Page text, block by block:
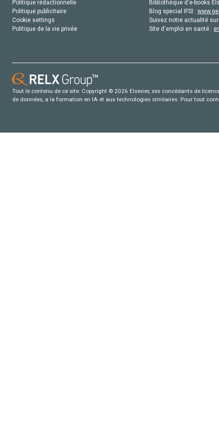
Politique rédactionnelle
Politique publicitaire
Cookie settings
Politique de la vie privée
Bibliothèque d'e-books
Blog special IFSI :
Suivez notre actualité
Site d'emploi en santé :
Tout le contenu de ce site: Copyright © 2026 Elsevier, ses concédants de
de données, a la formation en IA et aux technologies similaires. Pour tout